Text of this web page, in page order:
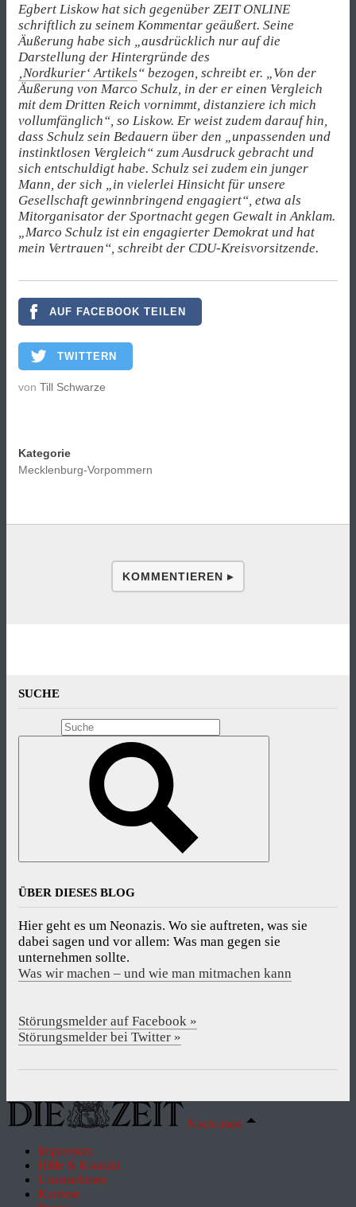
Egbert Liskow hat sich gegenüber ZEIT ONLINE
schriftlich zu seinem Kommentar geäußert. Seine
Äußerung habe sich „ausdrücklich nur auf die
Darstellung der Hintergründe des
‚Nordkurier‘ Artikels“ bezogen, schreibt er. „Von der
Äußerung von Marco Schulz, in der er einen Vergleich
mit dem Dritten Reich vornimmt, distanziere ich mich
vollumfänglich“, so Liskow. Er weist zudem darauf hin,
dass Schulz sein Bedauern über den „unpassenden und
instinktlosen Vergleich“ zum Ausdruck gebracht und
sich entschuldigt habe. Schulz sei zudem ein junger
Mann, der sich „in vielerlei Hinsicht für unsere
Gesellschaft gewinnbringend engagiert“, etwa als
Mitorganisator der Sportnacht gegen Gewalt in Anklam.
„Marco Schulz ist ein engagierter Demokrat und hat
mein Vertrauen“, schreibt der CDU-Kreisvorsitzende.
AUF FACEBOOK TEILEN
TWITTERN
von Till Schwarze
Kategorie
Mecklenburg-Vorpommern
KOMMENTIEREN ▸
SUCHE
ÜBER DIESES BLOG
Hier geht es um Neonazis. Wo sie auftreten, was sie
dabei sagen und vor allem: Was man gegen sie
unternehmen sollte.
Was wir machen – und wie man mitmachen kann
Störungsmelder auf Facebook »
Störungsmelder bei Twitter »
Nach oben
Impressum
Hilfe & Kontakt
Unternehmen
Karriere